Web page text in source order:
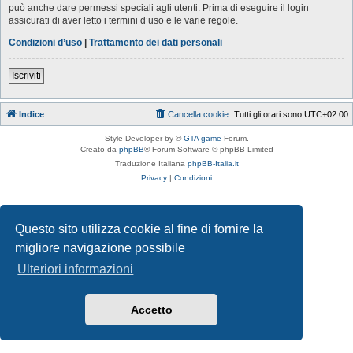
Questo sito utilizza cookie al fine di fornire la
migliore navigazione possibile
Ulteriori informazioni
Accetto
può anche dare permessi speciali agli utenti. Prima di eseguire il login
assicurati di aver letto i termini d’uso e le varie regole.
Condizioni d’uso | Trattamento dei dati personali
Iscriviti
Indice Tutti gli orari sono UTC+02:00
Cancella cookie
Style Developer by ©GTA game Forum.
Creato da phpBB® Forum Software © phpBB Limited
Traduzione Italiana phpBB-Italia.it
Privacy | Condizioni